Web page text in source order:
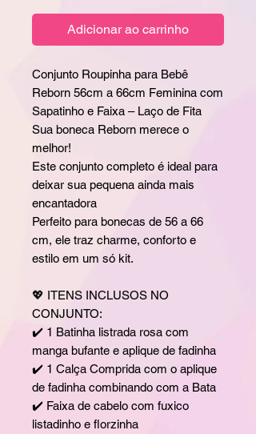
Adicionar ao carrinho
Conjunto Roupinha para Bebê
Reborn 56cm a 66cm Feminina com
Sapatinho e Faixa – Laço de Fita
Sua boneca Reborn merece o
melhor!
Este conjunto completo é ideal para
deixar sua pequena ainda mais
encantadora
Perfeito para bonecas de 56 a 66
cm, ele traz charme, conforto e
estilo em um só kit.
💖 ITENS INCLUSOS NO
CONJUNTO:
✔️ 1 Batinha listrada rosa com
manga bufante e aplique de fadinha
✔️ 1 Calça Comprida com o aplique
de fadinha combinando com a Bata
✔️ Faixa de cabelo com fuxico
listadinho e florzinha